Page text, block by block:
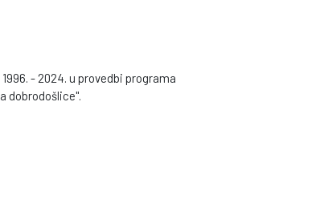
1996. - 2024. u provedbi programa
dobrodošlice".